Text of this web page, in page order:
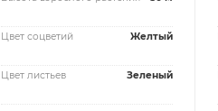
Цвет соцветий Желтый
Цвет листьев Зеленый